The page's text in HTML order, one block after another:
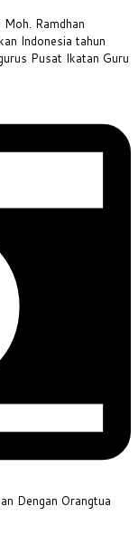
Ramdhan
Indonesia tahun
Pusat Ikatan Guru